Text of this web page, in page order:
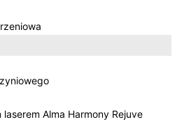
Alma Harmony Rejuve